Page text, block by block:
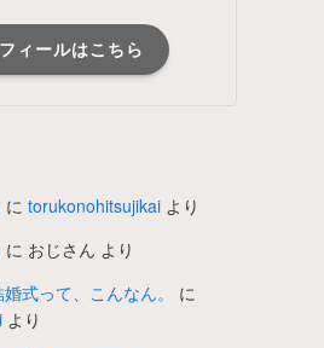
ィールはこちら
に torukonohitsujikai より
に おじさん より
式って、こんなん。
に
より